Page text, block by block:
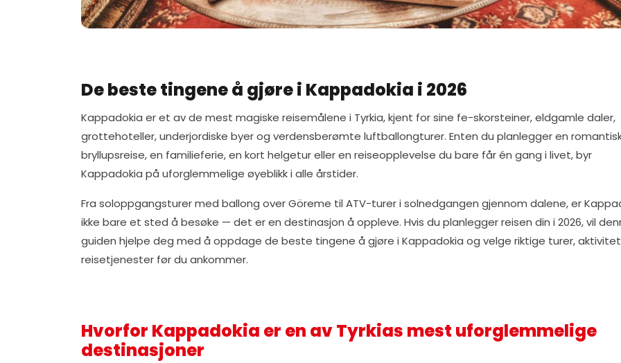
De beste tingene å gjøre i Kappadokia i 2026
Kappadokia er et av de mest magiske reisemålene i Tyrkia, kjent for sine fe-skorsteiner, eldgamle daler,
grottehoteller, underjordiske byer og verdensberømte luftballongturer. Enten du planlegger en
bryllupsreise, en familieferie, en kort helgetur eller en reiseopplevelse du bare får én gang i livet, byr
Kappadokia på uforglemmelige øyeblikk i alle årstider.
Fra soloppgangsturer med ballong over Göreme til ATV-turer i solnedgangen gjennom dalene, er
ikke bare et sted å besøke — det er en destinasjon å oppleve. Hvis du planlegger reisen din i 2026, vil
guiden hjelpe deg med å oppdage de beste tingene å gjøre i Kappadokia og velge riktige turer,
reisetjenester før du ankommer.
Hvorfor Kappadokia er en av Tyrkias mest uforglemmelige
destinasjoner